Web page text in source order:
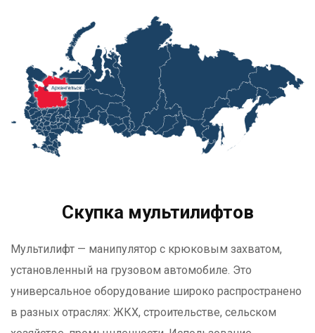
Скупка мультилифтов
Мультилифт — манипулятор с крюковым захватом,
установленный на грузовом автомобиле. Это
универсальное оборудование широко распространено
в разных отраслях: ЖКХ, строительстве, сельском